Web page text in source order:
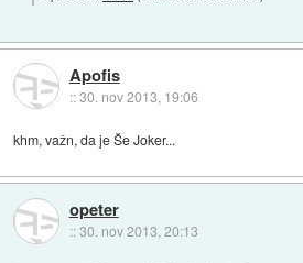
Apofis
::30. nov 2013, 19:06
khm, važn, da je Še Joker...
opeter
::30. nov 2013, 20:13